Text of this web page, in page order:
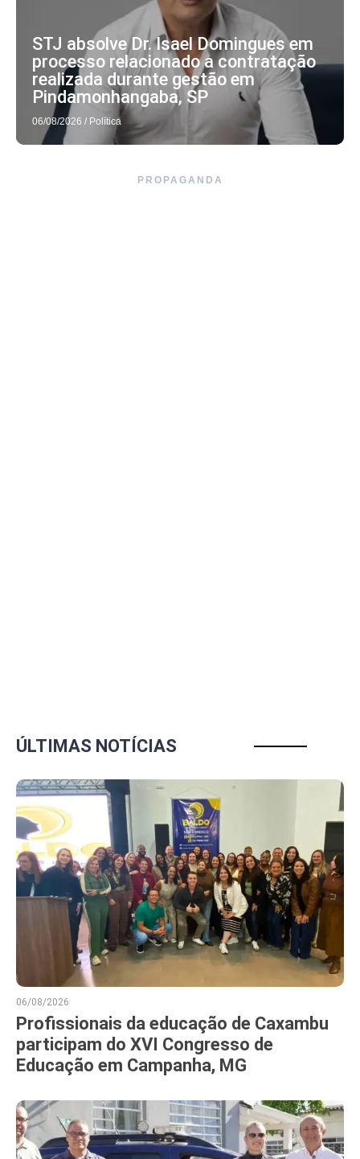
STJ absolve Dr. Isael Domingues em
processo relacionado a contratação
realizada durante gestão em
Pindamonhangaba, SP
06/08/2026 / Política
PROPAGANDA
ÚLTIMAS NOTÍCIAS
06/08/2026
Profissionais da educação de Caxambu
participam do XVI Congresso de
Educação em Campanha, MG